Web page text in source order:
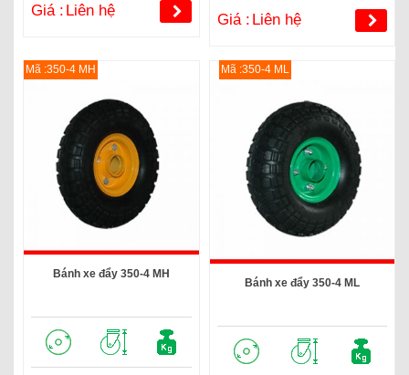
Giá : Liên hệ
Giá : Liên hệ
Mã :350-4 MH
Bánh xe đẩy 350-4 MH
Mã :350-4 ML
Bánh xe đẩy 350-4 ML